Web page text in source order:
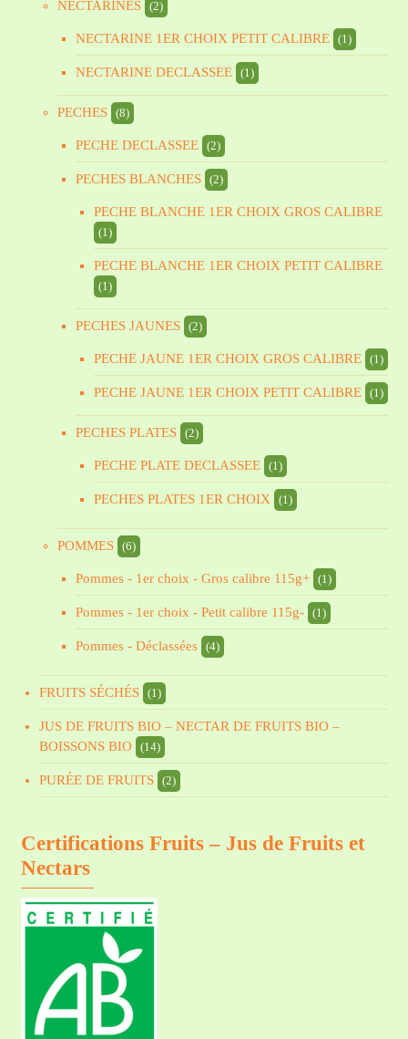
NECTARINES (2)
NECTARINE 1ER CHOIX PETIT CALIBRE (1)
NECTARINE DECLASSEE (1)
PECHES (8)
PECHE DECLASSEE (2)
PECHES BLANCHES (2)
PECHE BLANCHE 1ER CHOIX GROS CALIBRE
(1)
PECHE BLANCHE 1ER CHOIX PETIT CALIBRE
(1)
PECHES JAUNES (2)
PECHE JAUNE 1ER CHOIX GROS CALIBRE (1)
PECHE JAUNE 1ER CHOIX PETIT CALIBRE (1)
PECHES PLATES (2)
PECHE PLATE DECLASSEE (1)
PECHES PLATES 1ER CHOIX (1)
POMMES (6)
Pommes - 1er choix - Gros calibre 115g+ (1)
Pommes - 1er choix - Petit calibre 115g- (1)
Pommes - Déclassées (4)
FRUITS SÉCHÉS (1)
JUS DE FRUITS BIO – NECTAR DE FRUITS BIO –
BOISSONS BIO
(14)
PURÉE DE FRUITS (2)
Certifications Fruits – Jus de Fruits et
Nectars